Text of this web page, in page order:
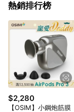
熱銷排行榜
$2,280
【OSIM】小鋼炮筋膜